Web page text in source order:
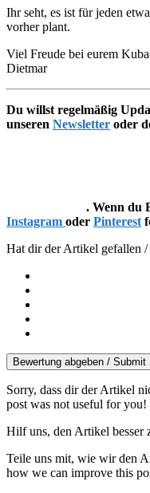
Ihr seht, es ist für jeden
vorher plant.
Viel Freude bei eurem
Dietmar
Du willst regelmäßig
unseren Newsletter oder
. Wenn du
Instagram oder Pinterest
Hat dir der Artikel gefallen
Bewertung abgeben / Submit
Sorry, dass dir der Artikel
post was not useful for you!
Hilf uns, den Artikel besser
Teile uns mit, wie wir den
how we can improve this